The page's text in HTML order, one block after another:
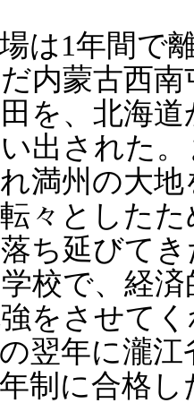
は1年間で
内蒙古西
を、北海
出された
満州の大地
々とした
ち延びて
校で、経
をさせて
翌年に瀧
制に合格し